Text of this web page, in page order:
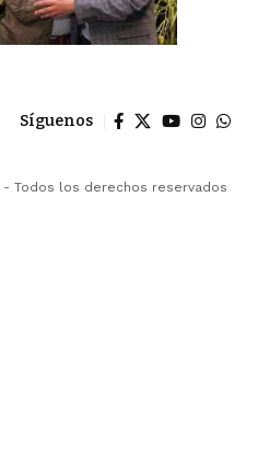
Síguenos
Todos los derechos reservados